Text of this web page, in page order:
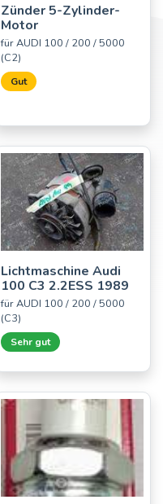
Zünder 5-Zylinder-
Motor
für AUDI 100 / 200 / 5000
(C2)
Gut
Lichtmaschine Audi
100 C3 2.2ESS 1989
für AUDI 100 / 200 / 5000
(C3)
Sehr gut